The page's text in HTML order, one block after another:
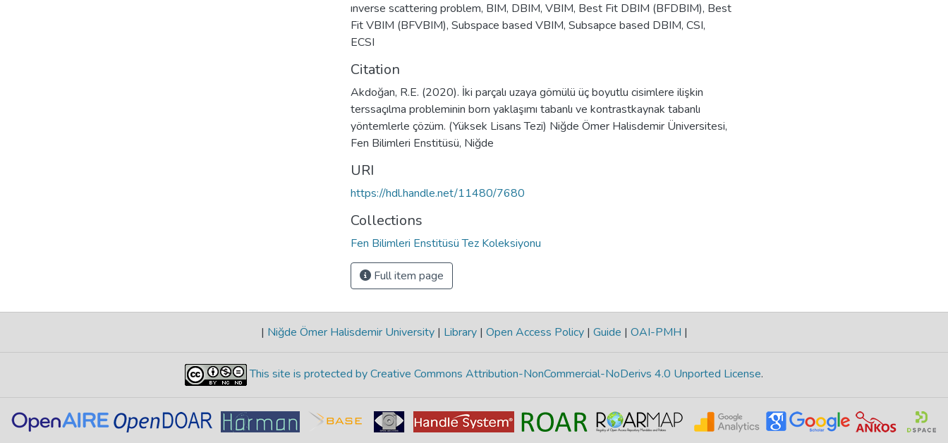
ınverse scattering problem, BIM, DBIM, VBIM, Best Fit DBIM (BFDBIM), Best
Fit VBIM (BFVBIM), Subspace based VBIM, Subsapce based DBIM, CSI,
ECSI
Citation
Akdoğan, R.E. (2020). İki parçalı uzaya gömülü üç boyutlu cisimlere ilişkin
terssaçılma probleminin born yaklaşımı tabanlı ve kontrastkaynak tabanlı
yöntemlerle çözüm. (Yüksek Lisans Tezi) Niğde Ömer Halisdemir Üniversitesi,
Fen Bilimleri Enstitüsü, Niğde
URI
https://hdl.handle.net/11480/7680
Collections
Fen Bilimleri Enstitüsü Tez Koleksiyonu
Full item page
| Niğde Ömer Halisdemir University | Library | Open Access Policy | Guide | OAI-PMH |
This site is protected by Creative Commons Attribution-NonCommercial-NoDerivs 4.0 Unported License.